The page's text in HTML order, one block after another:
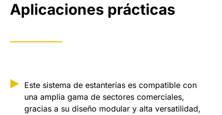
Aplicaciones prácticas
Este sistema de estanterías es compatible con
una amplia gama de sectores comerciales,
gracias a su diseño modular y alta versatilidad,